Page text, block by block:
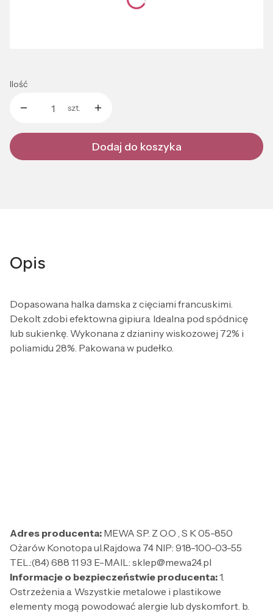
Ilość
szt.
Dodaj do koszyka
Opis
Dopasowana halka damska z cięciami francuskimi.
Dekolt zdobi efektowna gipiura. Idealna pod spódnicę
lub sukienkę. Wykonana z dzianiny wiskozowej 72% i
poliamidu 28%. Pakowana w pudełko.
Adres producenta: MEWA SP. Z O.O , S K 05-850
Ożarów Konotopa ul.Rajdowa 74 NIP: 918-100-03-55
TEL.:(84) 688 11 93 E-MAIL: sklep@mewa24.pl
Informacje o bezpieczeństwie producenta:1.
Ostrzeżenia a. Wszystkie metalowe i plastikowe
elementy mogą powodować alergie lub dyskomfort. b.